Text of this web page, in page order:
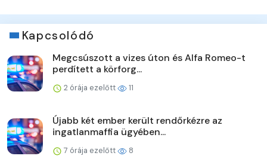
Kapcsolódó
Megcsúszott a vizes úton és Alfa Romeo-t
perdített a körforg...
2 órája ezelőtt 11
Újabb két ember került rendőrkézre az
ingatlanmaffia ügyében...
7 órája ezelőtt 8